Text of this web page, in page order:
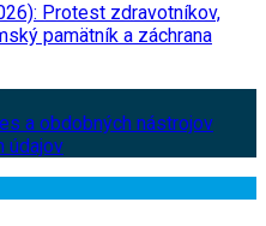
Protest zdravotníkov,
pamätník a záchrana
a obdobných nástrojov
údajov